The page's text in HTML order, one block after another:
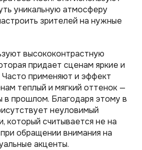
уникальную атмосферу
зрителей на нужные
высококонтрастную
придает сценам яркие и
применяют и эффект
теплый и мягкий оттенок —
в прошлом. Благодаря этому в
неуловимый
который считывается не на
обращении внимания на
акценты.